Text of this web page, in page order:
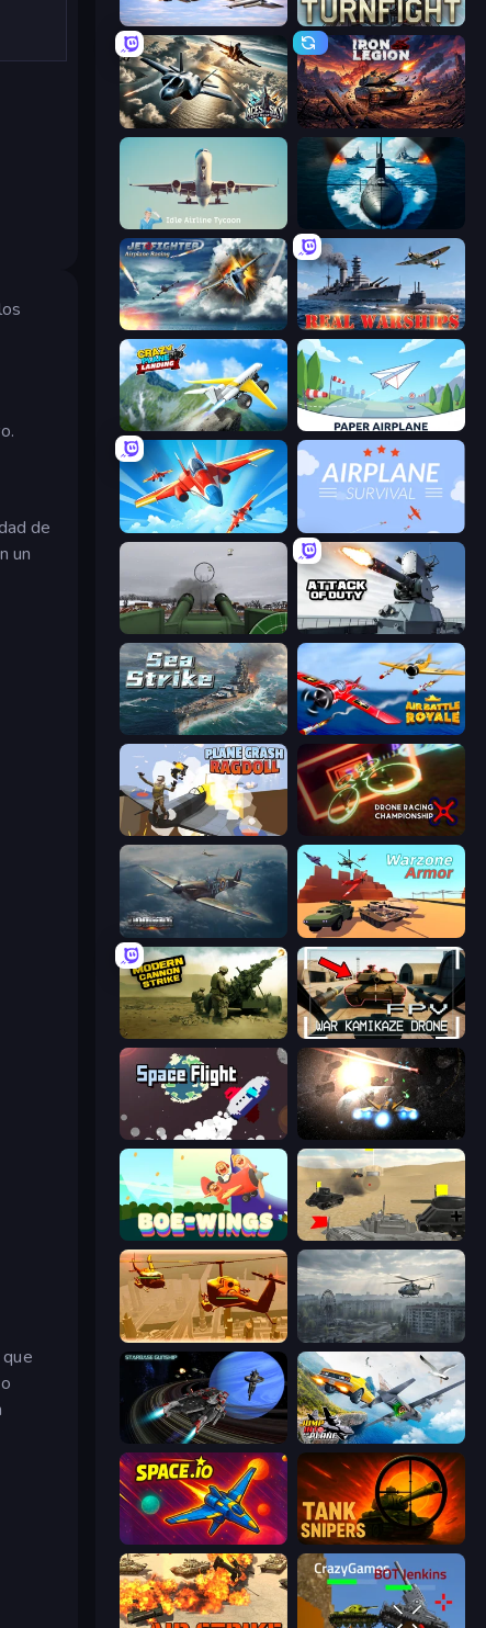
de
un
o
Fighter Aircraft Pilot Turnfight
Aces of the Sky: Epic Dogfights Iron Legion
Idle Airline Tycoon Ships Battlefield 3D
Jet Fighter Airplane Racing Real Warships
Crazy Plane Landing Paper Airplane
Pilot Royale: Battlegrounds Airplane Survival
Flakmeister Attack of Duty
Sea Strike Air Battle Royale: Sky Blitz
Plane Crash Ragdoll Simulator Drone Racing Championship
Dogfight Warzone Armor
Modern Cannon Strike FPV War Kamikaze Drone
Space Flight Space Battle
Boe Wings Tanks Battlefield: Desert
Seek and Destroy Free Rally: Pripyat
Starbase Gunship Jump Into The Plane
Space.io Tank Snipers